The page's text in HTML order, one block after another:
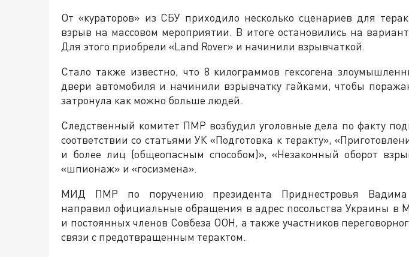
От «кураторов» из СБУ приходило несколько сценариев для
взрыв на массовом мероприятии. В итоге остановились на
Для этого приобрели «Land Rover» и начинили взрывчаткой.
Стало также известно, что 8 килограммов гексогена
двери автомобиля и начинили взрывчатку гайками, чтобы
затронула как можно больше людей.
Следственный комитет ПМР возбудил уголовные дела по факту
соответствии со статьями УК «Подготовка к теракту»,
и более лиц (общеопасным способом)», «Незаконный оборот
«шпионаж» и «госизмена».
МИД ПМР по поручению президента Приднестровья Вадима
направил официальные обращения в адрес посольства Украины в
и постоянных членов Совбеза ООН, а также участников
связи с предотвращенным терактом.